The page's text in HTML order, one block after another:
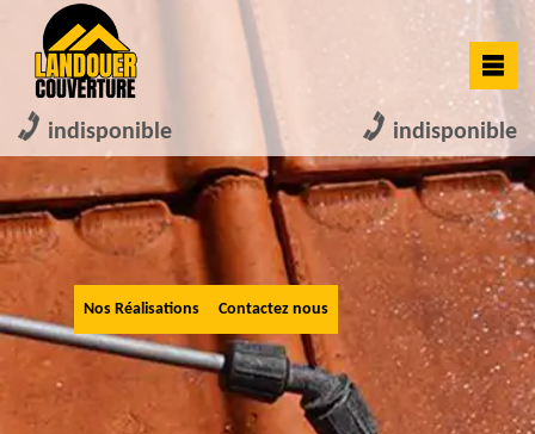
indisponible indisponible
Nos Réalisations Contactez nous